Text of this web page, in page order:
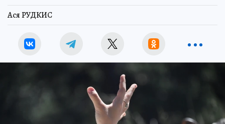
Ася РУДКИС